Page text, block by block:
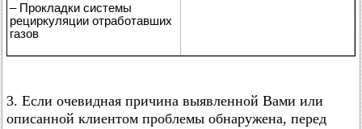
– Прокладки системы
рециркуляции отработавших
газов
3. Если очевидная причина выявленной Вами или
описанной клиентом проблемы обнаружена, перед